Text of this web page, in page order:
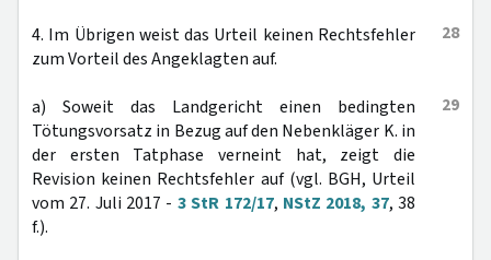
28
4. Im Übrigen weist das Urteil keinen Rechtsfehler
zum Vorteil des Angeklagten auf.
29
a) Soweit das Landgericht einen bedingten
Tötungsvorsatz in Bezug auf den Nebenkläger K. in
der ersten Tatphase verneint hat, zeigt die
Revision keinen Rechtsfehler auf (vgl. BGH, Urteil
vom 27. Juli 2017 - 3 StR 172/17, NStZ 2018, 37, 38
f.).